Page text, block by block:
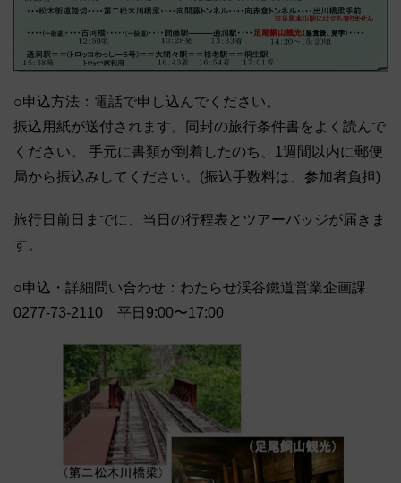
○申込方法：電話で申し込んでください。
振込用紙が送付されます。同封の旅行条件書をよく読んで
ください。 手元に書類が到着したのち、1週間以内に郵便
局から振込みしてください。(振込手数料は、参加者負担)
旅行日前日までに、当日の行程表とツアーバッジが届きま
す。
○申込・詳細問い合わせ：わたらせ渓谷鐵道営業企画課
0277-73-2110 平日9:00〜17:00